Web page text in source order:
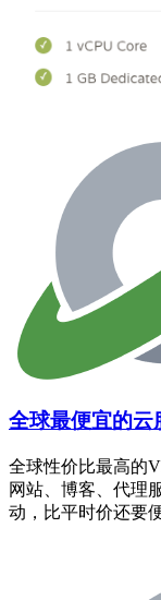
全球最便宜的云
全球性价比最高的
网站、博客、代理
动，比平时价还要